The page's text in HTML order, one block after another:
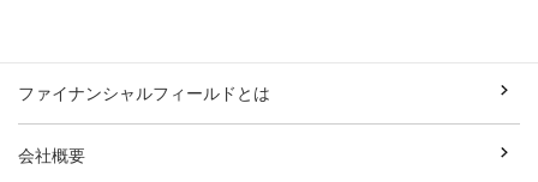
ファイナンシャルフィールドとは
会社概要